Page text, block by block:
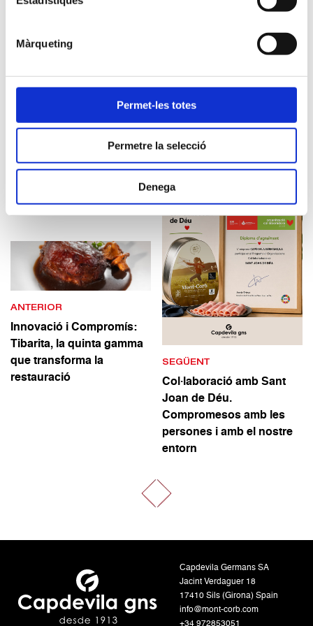
Màrqueting
Permet-les totes
Permetre la selecció
Denega
Delsys Software, SL
Capdevila Germans, SA
Associació Clúster Foodservice de Catalunya (Foodservice)
ANTERIOR
Innovació i Compromís:
Tibarita, la quinta gamma
que transforma la
restauració
SEGÜENT
Col·laboració amb Sant
Joan de Déu.
Compromesos amb les
persones i amb el nostre
entorn
Capdevila Germans SA
Jacint Verdaguer 18
17410 Sils (Girona) Spain
info@mont-corb.com
+34 972853051